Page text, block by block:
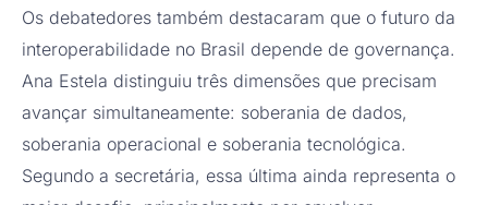
Os debatedores também destacaram que o futuro da
interoperabilidade no Brasil depende de governança.
Ana Estela distinguiu três dimensões que precisam
avançar simultaneamente: soberania de dados,
soberania operacional e soberania tecnológica.
Segundo a secretária, essa última ainda representa o